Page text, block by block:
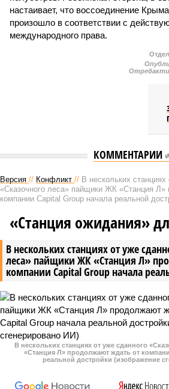
настаивает, что воссоединение
произошло в соответствии с
международного права.
КОММЕНТАРИИ
Версия // Конфликт // В нескольких
«Сказочного леса» пайщики ЖК «Станция
компании Capital Group начала реальной
В нескольких станциях от уже
леса» пайщики ЖК «Станция Л»
компании Capital Group начала
«Станция ожидания»
В нескольких станциях от уже сданного
«Станция Л» продолжают ждать от
реальной достройки (изображение